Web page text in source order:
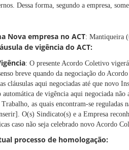
Dessa forma, segundo a empresa,
Nova empresa no ACT: Mantiqueira
de vigência do ACT:
: O presente Acordo Coletivo
breve quando da negociação do
cláusulas aqui negociadas até que novo
de vigência aqui negociada não
as quais encontram-se
O(s) Sindicato(s) e a Empresa
caso não seja celebrado novo Acordo
processo de homologação: